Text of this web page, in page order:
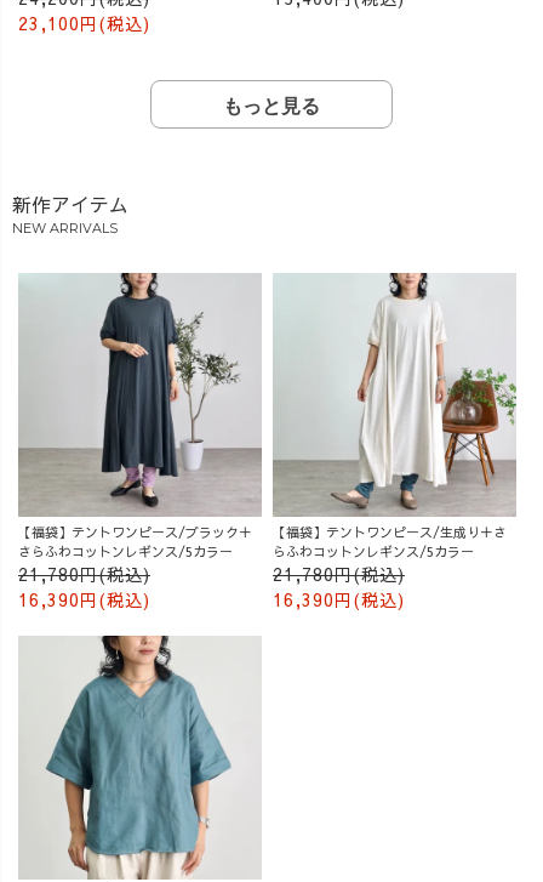
23,100円(税込)
もっと見る
新作アイテム
NEW ARRIVALS
【福袋】テントワンピース/ブラック＋
さらふわコットンレギンス/5カラー
21,780円(税込)
16,390円(税込)
【福袋】テントワンピース/生成り＋さ
らふわコットンレギンス/5カラー
21,780円(税込)
16,390円(税込)